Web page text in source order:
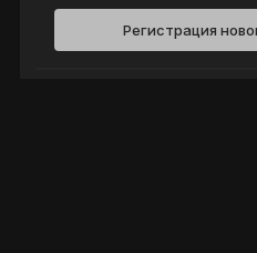
Регистрация